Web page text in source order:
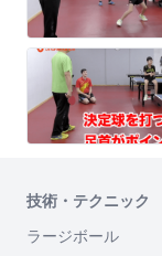
技術・テクニック
ラージボール